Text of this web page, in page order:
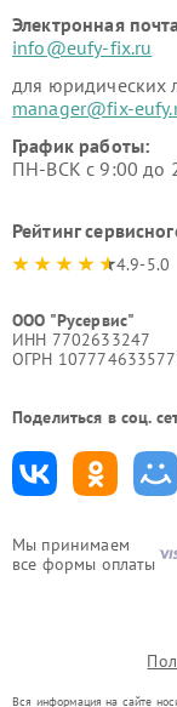
Мы принимаем
все формы оплаты
Электронная
info@eufy-fix.ru
для юридических
manager@fix-
График работы:
ПН-ВСК с 9:00 до
Рейтинг
4.9-5.0
ООО "Русервис"
ИНН 7702633247
ОГРН
Поделиться в соц.
Вся информация на сайте